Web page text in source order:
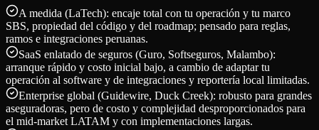
A medida (LaTech): encaje total con tu operación y tu marco
SBS, propiedad del código y del roadmap; pensado para reglas,
ramos e integraciones peruanas.
SaaS enlatado de seguros (Guro, Softseguros, Malambo):
arranque rápido y costo inicial bajo, a cambio de adaptar tu
operación al software y de integraciones y reportería local limitadas.
Enterprise global (Guidewire, Duck Creek): robusto para grandes
aseguradoras, pero de costo y complejidad desproporcionados para
el mid-market LATAM y con implementaciones largas.